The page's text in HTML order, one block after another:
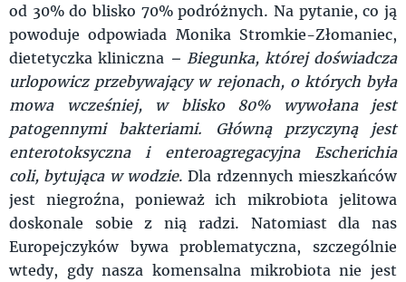
od 30% do blisko 70% podróżnych. Na pytanie, co ją
powoduje odpowiada Monika Stromkie-Złomaniec,
dietetyczka kliniczna – Biegunka, której doświadcza
urlopowicz przebywający w rejonach, o których była
mowa wcześniej, w blisko 80% wywołana jest
patogennymi bakteriami. Główną przyczyną jest
enterotoksyczna i enteroagregacyjna Escherichia
coli, bytująca w wodzie. Dla rdzennych mieszkańców
jest niegroźna, ponieważ ich mikrobiota jelitowa
doskonale sobie z nią radzi. Natomiast dla nas
Europejczyków bywa problematyczna, szczególnie
wtedy, gdy nasza komensalna mikrobiota nie jest